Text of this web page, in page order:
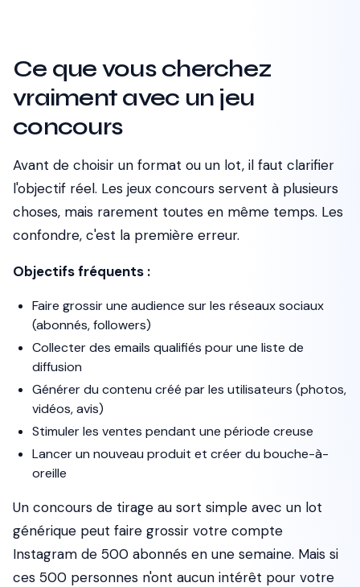
Ce que vous cherchez
vraiment avec un jeu
concours
Avant de choisir un format ou un lot, il faut clarifier
l'objectif réel. Les jeux concours servent à plusieurs
choses, mais rarement toutes en même temps. Les
confondre, c'est la première erreur.
Objectifs fréquents :
Faire grossir une audience sur les réseaux sociaux
(abonnés, followers)
Collecter des emails qualifiés pour une liste de
diffusion
Générer du contenu créé par les utilisateurs (photos,
vidéos, avis)
Stimuler les ventes pendant une période creuse
Lancer un nouveau produit et créer du bouche-à-
oreille
Un concours de tirage au sort simple avec un lot
générique peut faire grossir votre compte
Instagram de 500 abonnés en une semaine. Mais si
ces 500 personnes n'ont aucun intérêt pour votre